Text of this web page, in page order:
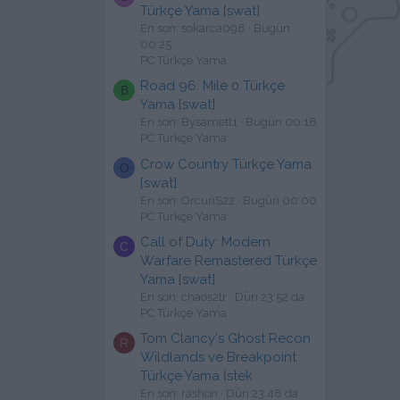
Türkçe Yama [swat]
En son: sokarca098
Bugün
00:25
PC Türkçe Yama
B
Road 96: Mile 0 Türkçe
Yama [swat]
En son: Bysamett1
Bugün 00:18
PC Türkçe Yama
O
Crow Country Türkçe Yama
[swat]
En son: OrcunS22
Bugün 00:00
PC Türkçe Yama
C
Call of Duty: Modern
Warfare Remastered Türkçe
Yama [swat]
En son: chaos2tr
Dün 23:52 da
PC Türkçe Yama
R
Tom Clancy's Ghost Recon
Wildlands ve Breakpoint
Türkçe Yama İstek
En son: rashon Dün 23:48 da